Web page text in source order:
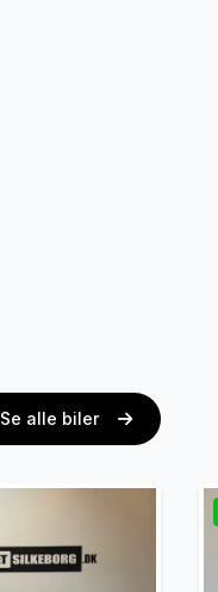
Se alle biler